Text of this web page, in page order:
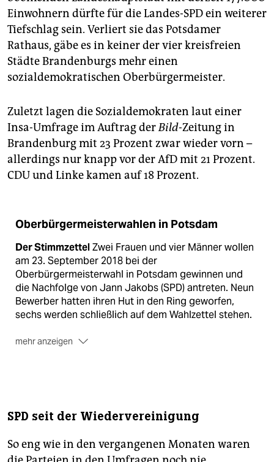
Einwohnern dürfte für die Landes-SPD ein weiterer
Tiefschlag sein. Verliert sie das Potsdamer
Rathaus, gäbe es in keiner der vier kreisfreien
Städte Brandenburgs mehr einen
sozialdemokratischen Oberbürgermeister.
Zuletzt lagen die Sozialdemokraten laut einer
Insa-Umfrage im Auftrag derBild-Zeitung in
Brandenburg mit 23 Prozent zwar wieder vorn –
allerdings nur knapp vor der AfD mit 21 Prozent.
CDU und Linke kamen auf 18 Prozent.
Oberbürgermeisterwahlen in Potsdam
Der StimmzettelZwei Frauen und vier Männer wollen
am 23. September 2018 bei der
Oberbürgermeisterwahl in Potsdam gewinnen und
die Nachfolge von Jann Jakobs (SPD) antreten. Neun
Bewerber hatten ihren Hut in den Ring geworfen,
sechs werden schließlich auf dem Wahlzettel stehen.
mehr anzeigen
Hohloch (AfD).
SPD seit der Wiedervereinigung
So eng wie in den vergangenen Monaten waren